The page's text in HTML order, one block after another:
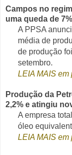
Campos no
uma queda de
A PPSA
média de
de produção
setembro.
LEIA MAIS em
Produção da
2,2% e atingiu
A empresa
óleo
LEIA MAIS em